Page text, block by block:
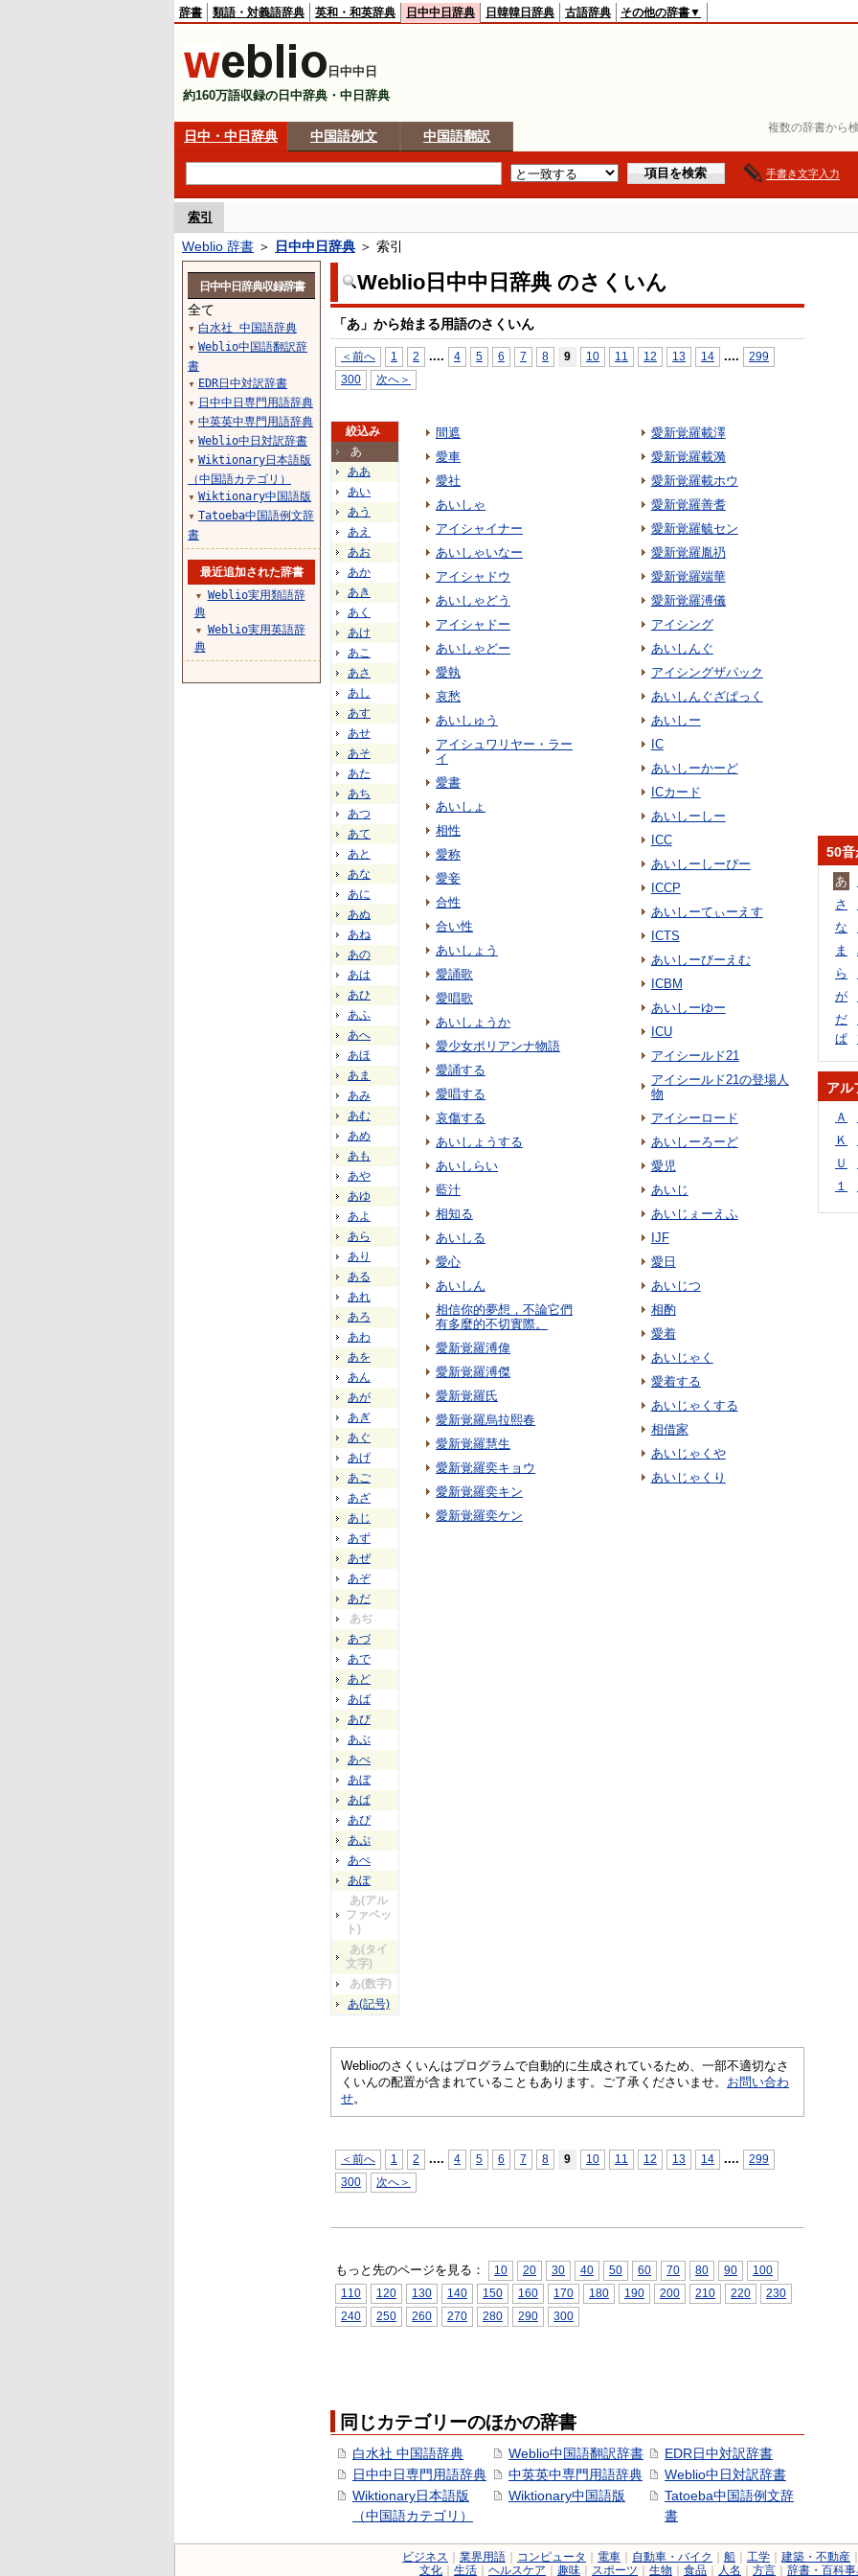
複数の辞書から
辞書 類語・対義語辞典 英和・和英辞典 日中中日辞典 日韓韓日辞典 古語辞典 その他の辞書▼
日中中日
約160万語収録の日中辞典・中日辞典
日中・中日辞典 中国語例文 中国語翻訳
手書き文字入力
索引
Weblio 辞書 ＞ 日中中日辞典 ＞ 索引
Weblio日中中日辞典 のさくいん
「あ」から始まる用語のさくいん
＜前へ 1 2 .... 4 5 6 7 8 9 10 11 12 13 14 ....
299
300
次へ＞
絞込み
あ
ああ
あい
あう
あえ
あお
あか
あき
あく
あけ
あこ
あさ
あし
あす
あせ
あそ
あた
あち
あつ
あて
あと
あな
あに
あぬ
あね
あの
あは
あひ
あふ
あへ
あほ
あま
あみ
あむ
あめ
あも
あや
あゆ
あよ
あら
あり
ある
あれ
あろ
あわ
あを
あん
あが
あぎ
あぐ
あげ
あご
あざ
あじ
あず
あぜ
あぞ
あだ
あぢ
あづ
あで
あど
あば
あび
あぶ
あべ
あぼ
あぱ
あぴ
あぷ
あぺ
あぽ
あ(アル
ファベッ
ト)
あ(タイ
文字)
あ(数字)
あ(記号)
間遮
愛車
愛社
あいしゃ
アイシャイナー
あいしゃいなー
アイシャドウ
あいしゃどう
アイシャドー
あいしゃどー
愛執
哀愁
あいしゅう
アイシュワリヤー・ラー
イ
愛書
あいしょ
相性
愛称
愛妾
合性
合い性
あいしょう
愛誦歌
愛唱歌
あいしょうか
愛少女ポリアンナ物語
愛誦する
愛唱する
哀傷する
あいしょうする
あいしらい
藍汁
相知る
あいしる
愛心
あいしん
相信你的夢想，不論它們
有多麼的不切實際。
愛新覚羅溥偉
愛新覚羅溥傑
愛新覚羅氏
愛新覚羅烏拉熙春
愛新覚羅慧生
愛新覚羅奕キョウ
愛新覚羅奕キン
愛新覚羅奕ケン
愛新覚羅載澤
愛新覚羅載漪
愛新覚羅載ホウ
愛新覚羅善耆
愛新覚羅毓セン
愛新覚羅胤礽
愛新覚羅端華
愛新覚羅溥儀
アイシング
あいしんぐ
アイシングザパック
あいしんぐざぱっく
あいしー
IC
あいしーかーど
ICカード
あいしーしー
ICC
あいしーしーぴー
ICCP
あいしーてぃーえす
ICTS
あいしーびーえむ
ICBM
あいしーゆー
ICU
アイシールド21
アイシールド21の登場人
物
アイシーロード
あいしーろーど
愛児
あいじ
あいじぇーえふ
IJF
愛日
あいじつ
相酌
愛着
あいじゃく
愛着する
あいじゃくする
相借家
あいじゃくや
あいじゃくり
Weblioのさくいんはプログラムで自動的に生成されているため、一部不適切なさ
くいんの配置が含まれていることもあります。ご了承くださいませ。 お問い合わ
せ。
＜前へ 1 2 .... 4 5 6 7 8 9 10 11 12 13 14 ....
299
300
次へ＞
もっと先のページを見る： 10 20 30 40 50 60 70 80 90
100
110
120 130 140 150 160 170 180 190 200 210 220
230
240
250 260 270 280 290 300
同じカテゴリーのほかの辞書
白水社 中国語辞典
日中中日専門用語辞典
Wiktionary日本語版
（中国語カテゴリ）
Weblio中国語翻訳辞書
中英英中専門用語辞典
Wiktionary中国語版
EDR日中対訳辞書
Weblio中日対訳辞書
Tatoeba中国語例文辞
書
日中中日辞典収録辞書
全て
▼ 白水社 中国語辞典
▼ Weblio中国語翻訳辞
書
▼ EDR日中対訳辞書
▼ 日中中日専門用語辞典
▼ 中英英中専門用語辞典
▼ Weblio中日対訳辞書
▼ Wiktionary日本語版
（中国語カテゴリ）
▼ Wiktionary中国語版
▼ Tatoeba中国語例文辞
書
最近追加された辞書
▼
Weblio実用類語辞
典
▼
Weblio実用英語辞
典
50音
あ
さ
な
ま
ら
が
だ
ぱ
アル
Ａ
Ｋ
Ｕ
１
ビジネス 業界用語 コンピュータ 電車 自動車・バイク 船 工学 建築・不動産
文化
生活 ヘルスケア 趣味 スポーツ 生物 食品 人名 方言 辞書・百科事